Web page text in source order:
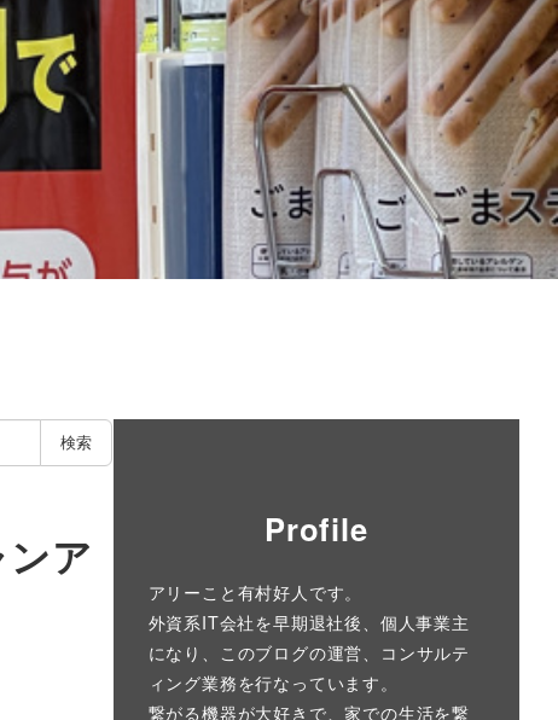
検索
ア
Profile
アリーこと有村好人です。
外資系IT会社を早期退社後、個人事業主
になり、このブログの運営、コンサルテ
ィング業務を行なっています。
繋がる機器が大好きで、家での生活を繋